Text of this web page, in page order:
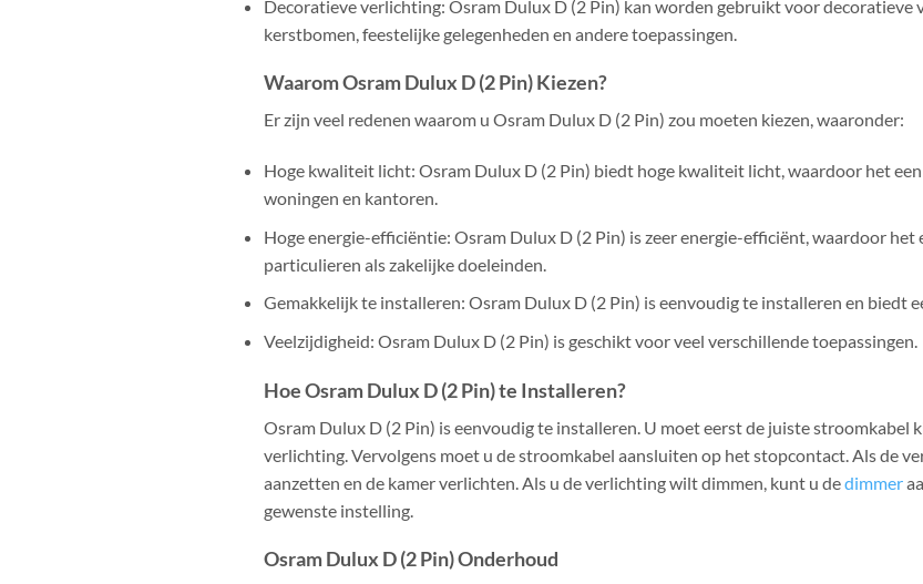
Decoratieve verlichting: Osram Dulux D (2 Pin) kan worden gebruikt voor decoratieve
kerstbomen, feestelijke gelegenheden en andere toepassingen.
Waarom Osram Dulux D (2 Pin) Kiezen?
Er zijn veel redenen waarom u Osram Dulux D (2 Pin) zou moeten kiezen, waaronder:
Hoge kwaliteit licht: Osram Dulux D (2 Pin) biedt hoge kwaliteit licht, waardoor het
woningen en kantoren.
Hoge energie-efficiëntie: Osram Dulux D (2 Pin) is zeer energie-efficiënt, waardoor
particulieren als zakelijke doeleinden.
Gemakkelijk te installeren: Osram Dulux D (2 Pin) is eenvoudig te installeren en biedt
Veelzijdigheid: Osram Dulux D (2 Pin) is geschikt voor veel verschillende toepassingen.
Hoe Osram Dulux D (2 Pin) te Installeren?
Osram Dulux D (2 Pin) is eenvoudig te installeren. U moet eerst de juiste stroomkabel
verlichting. Vervolgens moet u de stroomkabel aansluiten op het stopcontact. Als de
aanzetten en de kamer verlichten. Als u de verlichting wilt dimmen, kunt u dedimmer
gewenste instelling.
Osram Dulux D (2 Pin) Onderhoud